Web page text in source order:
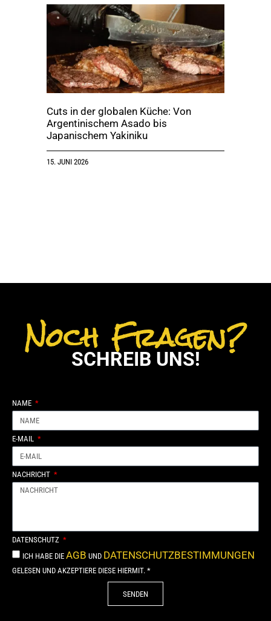
Cuts in der globalen Küche: Von
Argentinischem Asado bis
Japanischem Yakiniku
15. JUNI 2026
Noch Fragen?
SCHREIB UNS!
NAME
E-MAIL
NACHRICHT
DATENSCHUTZ
ICH HABE DIE AGB UND DATENSCHUTZBESTIMMUNGEN
GELESEN UND AKZEPTIERE DIESE HIERMIT. *
SENDEN